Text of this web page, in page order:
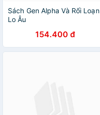
Sách Gen Alpha Và Rối Loạn
Lo Âu
154.400 đ